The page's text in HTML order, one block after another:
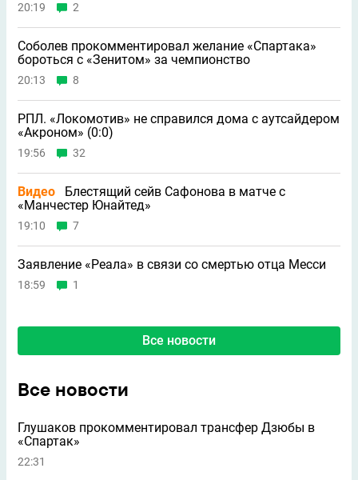
20:19 2
Соболев прокомментировал желание «Спартака»
бороться с «Зенитом» за чемпионство
20:13 8
РПЛ. «Локомотив» не справился дома с аутсайдером
«Акроном» (0:0)
19:56 32
Видео
Блестящий сейв Сафонова в матче с
«Манчестер Юнайтед»
19:10 7
Заявление «Реала» в связи со смертью отца Месси
18:59 1
Все новости
Все новости
Глушаков прокомментировал трансфер Дзюбы в
«Спартак»
22:31